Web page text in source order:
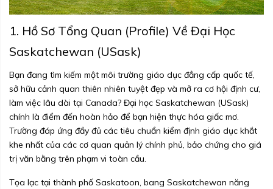
1. Hồ Sơ Tổng Quan (Profile) Về Đại Học
Saskatchewan (USask)
Bạn đang tìm kiếm một môi trường giáo dục đẳng cấp quốc tế,
sở hữu cảnh quan thiên nhiên tuyệt đẹp và mở ra cơ hội định cư,
làm việc lâu dài tại Canada? Đại học Saskatchewan (USask)
chính là điểm đến hoàn hảo để bạn hiện thực hóa giấc mơ.
Trường đáp ứng đầy đủ các tiêu chuẩn kiểm định giáo dục khắt
khe nhất của các cơ quan quản lý chính phủ, bảo chứng cho giá
trị văn bằng trên phạm vi toàn cầu.
Tọa lạc tại thành phố Saskatoon, bang Saskatchewan năng